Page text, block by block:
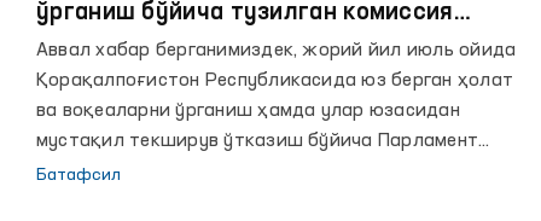
ўрганиш бўйича тузилган комиссия
фаолиятига оид расмий баёнот
Аввал хабар берганимиздек, жорий йил июль ойида
Қорақалпоғистон Республикасида юз берган ҳолат
ва воқеаларни ўрганиш ҳамда улар юзасидан
мустақил текширув ўтказиш бўйича Парламент
комиссияси тузилиб, унга раҳбарлик қилиш
Батафсил